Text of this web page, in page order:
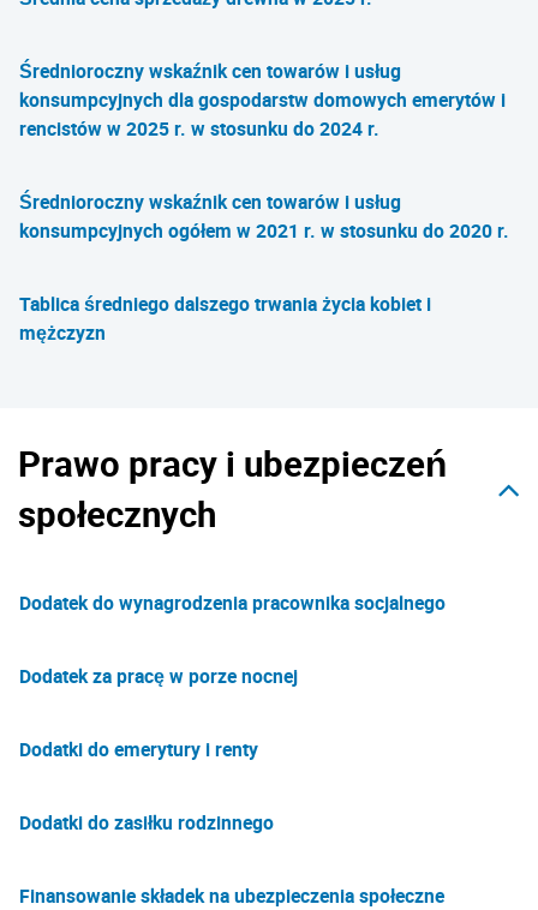
Średnioroczny wskaźnik cen towarów i usług
konsumpcyjnych dla gospodarstw domowych emerytów i
rencistów w 2025 r. w stosunku do 2024 r.
Średnioroczny wskaźnik cen towarów i usług
konsumpcyjnych ogółem w 2021 r. w stosunku do 2020 r.
Tablica średniego dalszego trwania życia kobiet i
mężczyzn
Prawo pracy i ubezpieczeń
społecznych
Dodatek do wynagrodzenia pracownika socjalnego
Dodatek za pracę w porze nocnej
Dodatki do emerytury i renty
Dodatki do zasiłku rodzinnego
Finansowanie składek na ubezpieczenia społeczne